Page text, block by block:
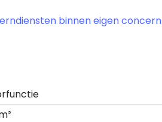
binnen eigen concern